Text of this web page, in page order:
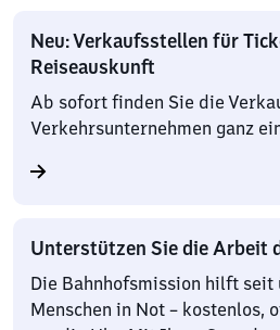
Neu: Verkaufsstellen für
Reiseauskunft
Ab sofort finden Sie die
Verkehrsunternehmen ganz
Unterstützen Sie die Arbeit
Die Bahnhofsmission hilft seit
Menschen in Not – kostenlos,